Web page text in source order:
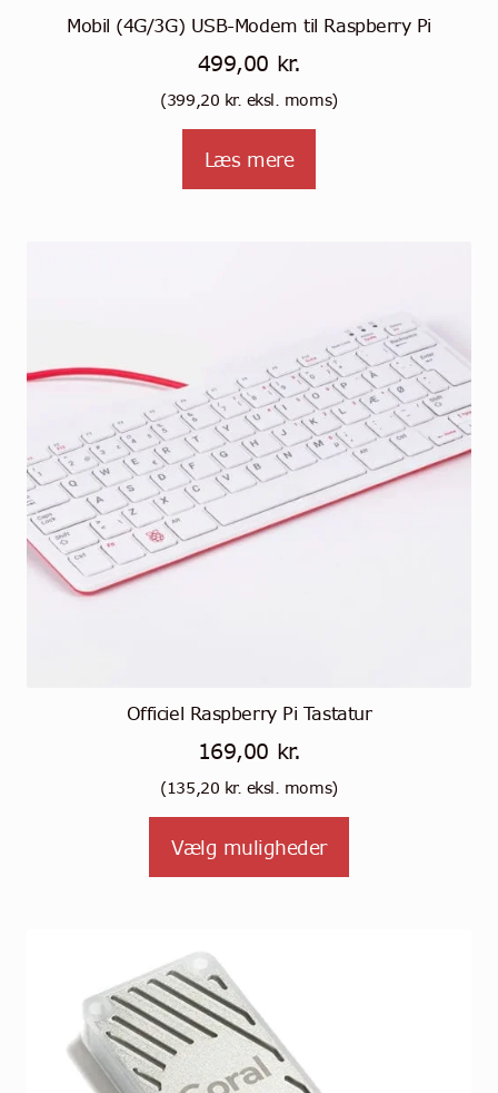
Mobil (4G/3G) USB-Modem til Raspberry Pi
499,00 kr.
(399,20 kr. eksl. moms)
Læs mere
Officiel Raspberry Pi Tastatur
169,00 kr.
(135,20 kr. eksl. moms)
Vælg muligheder